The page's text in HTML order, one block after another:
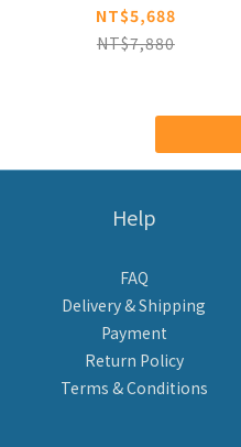
NT$5,688
NT$7,880
Help
FAQ
Delivery & Shipping
Payment
Return Policy
Terms & Conditions